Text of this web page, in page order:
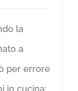
la
a
per errore
in cucina: